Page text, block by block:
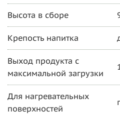
Высота в сборе
Крепость напитка
Выход продукта с
максимальной загрузки
Для нагревательных
поверхностей